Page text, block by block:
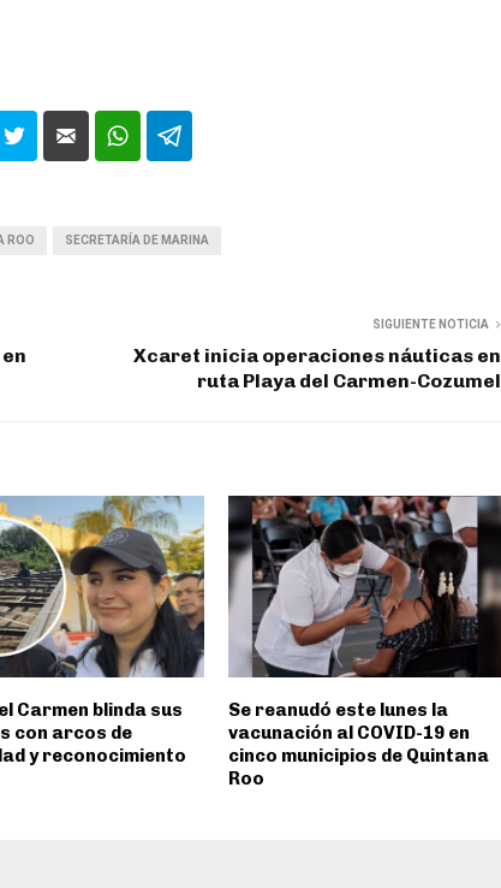
ROO SECRETARÍA DE MARINA
SIGUIENTE NOTICIA
Xcaret inicia operaciones náuticas en
ruta Playa del Carmen-Cozumel
Carmen blinda sus
con arcos de
y reconocimiento
Se reanudó este lunes la
vacunación al COVID-19 en
cinco municipios de Quintana
Roo